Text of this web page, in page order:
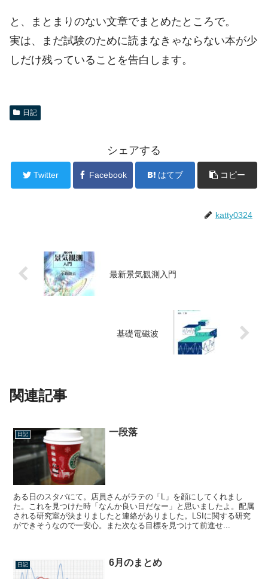
と、まとまりのない文章でまとめたところで。
実は、まだ試験のために読まなきゃならない本が少
しだけ残っていることを告白します。
日記
シェアする
Twitter Facebook はてブ コピー
katty0324
最新景気観測入門
基礎電磁波
関連記事
日記 一段落
ある日のスタバにて。店員さんがラテの「L」を顔にしてくれまし
た。これを見つけた時「なんか良い日だなー」と思いましたよ。配属
される研究室が決まりましたと連絡がありました。LSIに関する研究
ができそうなので一安心。また次なる目標を見つけて前進せ...
日記 6月のまとめ